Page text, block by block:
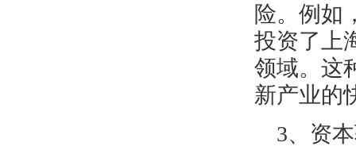
险。例如
投资了上
领域。这
新产业的
3、资